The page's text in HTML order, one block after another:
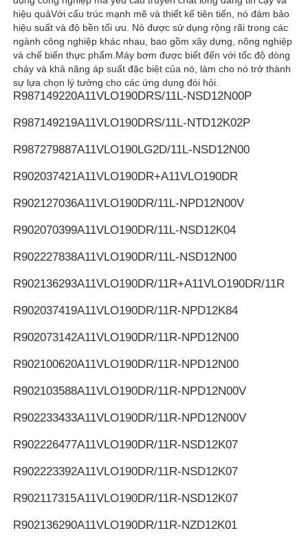
Máy bơm thủy lực Parker
Máy bơm thủy lực Vickers
Van thủy lực Rexroth
Van thủy lực YUKEN
Bơm thủy lực Yuken
hiệu quảVới cấu trúc mạnh mẽ và thiết kế tiên tiến, nó đảm bảo
hiệu suất và độ bền tối ưu. Nó được sử dụng rộng rãi trong các
ngành công nghiệp khác nhau, bao gồm xây dựng, nông nghiệp
và chế biến thực phẩm.Máy bơm được biết đến với tốc độ dòng
chảy và khả năng áp suất đặc biệt của nó, làm cho nó trở thành
sự lựa chọn lý tưởng cho các ứng dụng đòi hỏi.
R987149220A11VLO190DRS/11L-NSD12N00P
R987149219A11VLO190DRS/11L-NTD12K02P
R987279887A11VLO190LG2D/11L-NSD12N00
R902037421A11VLO190DR+A11VLO190DR
R902127036A11VLO190DR/11L-NPD12N00V
R902070399A11VLO190DR/11L-NSD12K04
R902227838A11VLO190DR/11L-NSD12N00
R902136293A11VLO190DR/11R+A11VLO190DR/11R
R902037419A11VLO190DR/11R-NPD12K84
R902073142A11VLO190DR/11R-NPD12N00
R902100620A11VLO190DR/11R-NPD12N00
R902103588A11VLO190DR/11R-NPD12N00V
R902233433A11VLO190DR/11R-NPD12N00V
R902226477A11VLO190DR/11R-NSD12K07
R902223392A11VLO190DR/11R-NSD12K07
R902117315A11VLO190DR/11R-NSD12K07
R902136290A11VLO190DR/11R-NZD12K01